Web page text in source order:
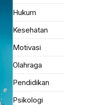
Hukum
Kesehatan
Motivasi
Olahraga
Pendidikan
Psikologi